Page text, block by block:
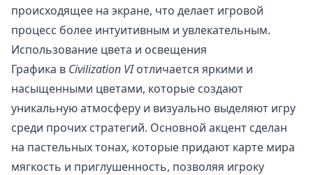
происходящее на экране, что делает игровой
процесс более интуитивным и увлекательным.
Использование цвета и освещения
Графика в Civilization VIотличается яркими и
насыщенными цветами, которые создают
уникальную атмосферу и визуально выделяют игру
среди прочих стратегий. Основной акцент сделан
на пастельных тонах, которые придают карте мира
мягкость и приглушенность, позволяя игроку